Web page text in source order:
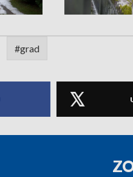
#grad